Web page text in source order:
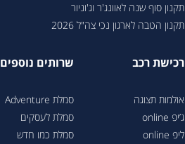
תקנון סוף שנה לאוונג'ר וג'וניור
תקנון הטבה לארגון נכי צה"ל 2026
רכישת רכב
אולמות תצוגה
ג’יפ online
ליפ online
שרותים נוספים
סמלת Adventure
סמלת לעסקים
סמלת כמו חדש